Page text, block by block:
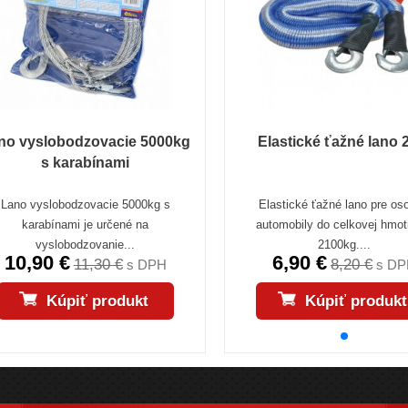
vyslobodzovacie 5000kg
s karabínami
Lano vyslobodzovacie 5000kg s
karabínami je určené na
vyslobodzovanie...
10,90 € 11,30 €s DPH
Kúpiť produkt
Elastické ťažné lano
Elastické ťažné lano pre
automobily do celkovej
2100kg....
6,90 € 8,20 €s
Kúpiť produkt